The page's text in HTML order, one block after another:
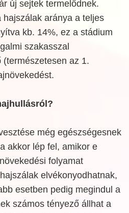
új sejtek termelődnek.
aránya a teljes
kb. 14%, ez a stádium
szakasszal
az 1.
még egészségesnek
akkor lép fel, amikor e
folyamat
elvékonyodhatnak,
esetben pedig megindul a
számos tényező állhat a